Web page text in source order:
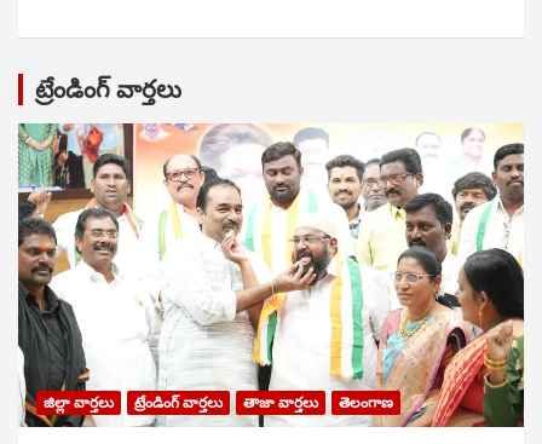
ట్రేండింగ్ వార్తలు
జిల్లా వార్తలు ట్రేండింగ్ వార్తలు తాజా వార్తలు తెలంగాణ